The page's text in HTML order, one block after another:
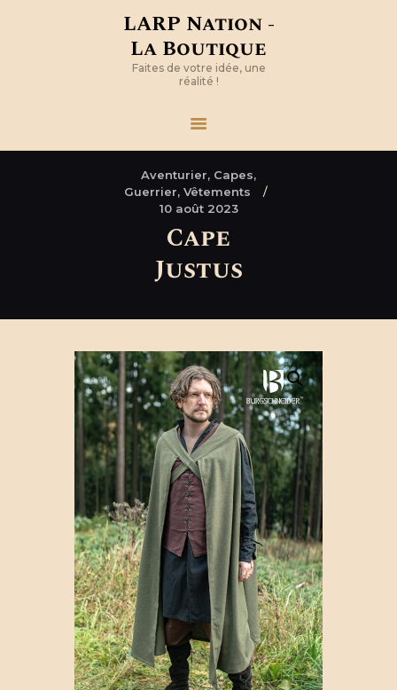
LARP Nation -
La Boutique
Faites de votre idée, une
réalité !
Aventurier, Capes,
Guerrier, Vêtements
10 août 2023
Cape
Justus